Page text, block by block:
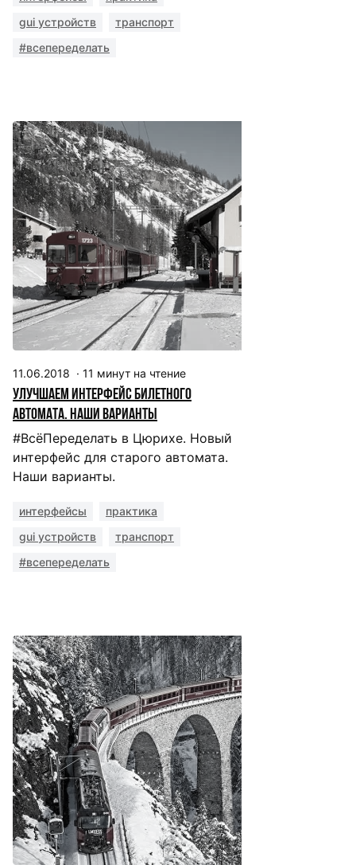
gui устройств
транспорт
#всепеределать
11.06.2018 · 11 минут на чтение
Улучшаем интерфейс билетного
автомата. Наши варианты
#ВсёПеределать в Цюрихе. Новый
интерфейс для старого автомата.
Наши варианты.
интерфейсы
практика
gui устройств
транспорт
#всепеределать